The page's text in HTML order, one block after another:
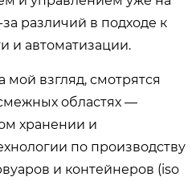
различий в подходе к
и автоматизации.
мой взгляд, смотрятся
областях —
хранении и
по производству
и контейнеров (iso